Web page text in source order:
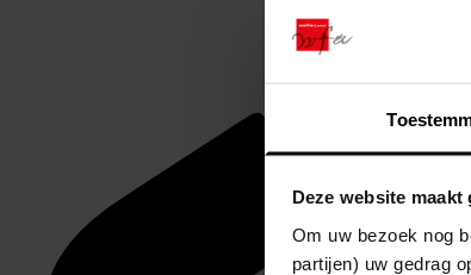
Deze website
Om uw bezoek nog
partijen) uw gedrag